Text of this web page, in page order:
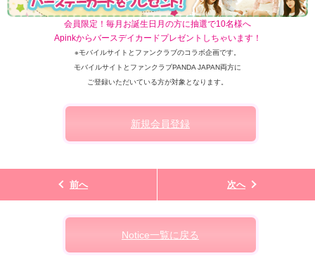
会員限定！毎月お誕生日月の方に抽選で10名様へ
Apinkからバースデイカードプレゼントしちゃいます！
※モバイルサイトとファンクラブのコラボ企画です。
モバイルサイトとファンクラブPANDA JAPAN両方に
ご登録いただいている方が対象となります。
新規会員登録
前へ 次へ
Notice一覧に戻る